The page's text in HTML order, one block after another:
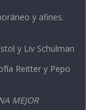
y afines.
y Liv Schulman
Reitter y Pepo
MEJOR